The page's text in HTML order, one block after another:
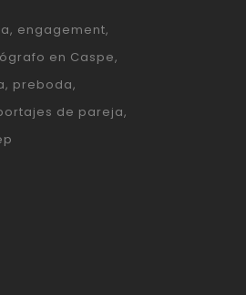
engagement
en Caspe
preboda
de pareja